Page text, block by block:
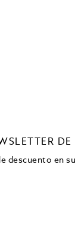
descuento en